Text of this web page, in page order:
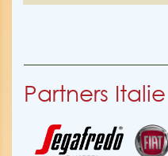
Partners